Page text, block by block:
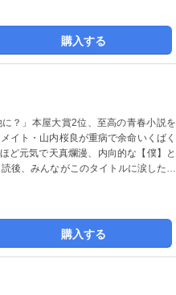
購入する
？」本屋大賞2位、至高の青春小説を
イト・山内桜良が重病で余命いくばく
ど元気で天真爛漫、内向的な【僕】と
後、みんながこのタイトルに涙した…
購入する